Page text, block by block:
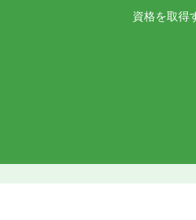
資格を取得